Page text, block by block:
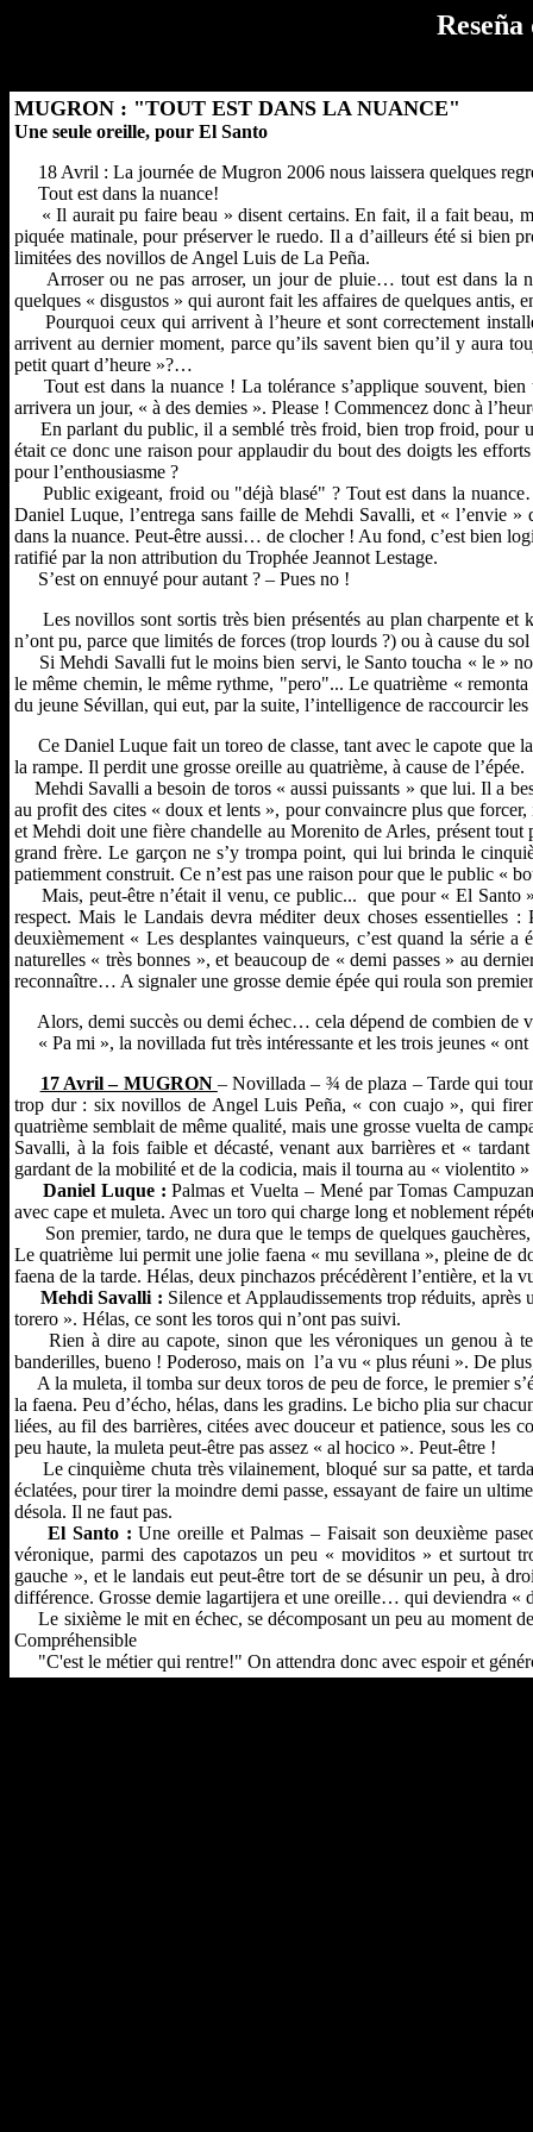
MUGRON : "TOUT EST DANS LA NUANCE"
Une seule oreille, pour El Santo
18 Avril : La journée de Mugron 2006 nous laissera quelques
Tout est dans la nuance!
« Il aurait pu faire beau » disent certains. En fait, il a fait beau,
piquée matinale, pour préserver le ruedo. Il a d’ailleurs été si bien
limitées des novillos de Angel Luis de La Peña.
Arroser ou ne pas arroser, un jour de pluie… tout est dans la
quelques « disgustos » qui auront fait les affaires de quelques antis,
Pourquoi ceux qui arrivent à l’heure et sont correctement
arrivent au dernier moment, parce qu’ils savent bien qu’il y aura
petit quart d’heure »?…
Tout est dans la nuance ! La tolérance s’applique souvent,
arrivera un jour, « à des demies ». Please ! Commencez donc à
En parlant du public, il a semblé très froid, bien trop froid, pour
était ce donc une raison pour applaudir du bout des doigts les
pour l’enthousiasme ?
Public exigeant, froid ou "déjà blasé" ? Tout est dans la
Daniel Luque, l’entrega sans faille de Mehdi Savalli, et « l’envie
dans la nuance. Peut-être aussi… de clocher ! Au fond, c’est bien
ratifié par la non attribution du Trophée Jeannot Lestage.
S’est on ennuyé pour autant ? – Pues no !
Les novillos sont sortis très bien présentés au plan charpente
n’ont pu, parce que limités de forces (trop lourds ?) ou à cause du
Si Mehdi Savalli fut le moins bien servi, le Santo toucha « le »
le même chemin, le même rythme, "pero"... Le quatrième «
du jeune Sévillan, qui eut, par la suite, l’intelligence de raccourcir
Ce Daniel Luque fait un toreo de classe, tant avec le capote que
la rampe. Il perdit une grosse oreille au quatrième, à cause de l’épée.
Mehdi Savalli a besoin de toros « aussi puissants » que lui. Il a
au profit des cites « doux et lents », pour convaincre plus que
et Mehdi doit une fière chandelle au Morenito de Arles, présent tout
grand frère. Le garçon ne s’y trompa point, qui lui brinda le
patiemment construit. Ce n’est pas une raison pour que le public «
Mais, peut-être n’était il venu, ce public... que pour « El Santo
respect. Mais le Landais devra méditer deux choses
deuxièmement « Les desplantes vainqueurs, c’est quand la série
naturelles « très bonnes », et beaucoup de « demi passes » au
reconnaître… A signaler une grosse demie épée qui roula son
Alors, demi succès ou demi échec… cela dépend de combien de
« Pa mi », la novillada fut très intéressante et les trois jeunes «
17 Avril – MUGRON – Novillada – ¾ de plaza – Tarde qui
trop dur : six novillos de Angel Luis Peña, « con cuajo », qui
quatrième semblait de même qualité, mais une grosse vuelta de
Savalli, à la fois faible et décasté, venant aux barrières et «
gardant de la mobilité et de la codicia, mais il tourna au « violentito
Daniel Luque : Palmas et Vuelta – Mené par Tomas
avec cape et muleta. Avec un toro qui charge long et noblement
Son premier, tardo, ne dura que le temps de quelques
Le quatrième lui permit une jolie faena « mu sevillana », pleine de
faena de la tarde. Hélas, deux pinchazos précédèrent l’entière, et la
Mehdi Savalli : Silence et Applaudissements trop réduits,
torero ». Hélas, ce sont les toros qui n’ont pas suivi.
Rien à dire au capote, sinon que les véroniques un genou à
banderilles, bueno ! Poderoso, mais on l’a vu « plus réuni ». De
A la muleta, il tomba sur deux toros de peu de force, le premier
la faena. Peu d’écho, hélas, dans les gradins. Le bicho plia sur
liées, au fil des barrières, citées avec douceur et patience, sous
peu haute, la muleta peut-être pas assez « al hocico ». Peut-être !
Le cinquième chuta très vilainement, bloqué sur sa patte, et
éclatées, pour tirer la moindre demi passe, essayant de faire un
désola. Il ne faut pas.
El Santo :Une oreille et Palmas – Faisait son deuxième
véronique, parmi des capotazos un peu « moviditos » et surtout
gauche », et le landais eut peut-être tort de se désunir un peu, à
différence. Grosse demie lagartijera et une oreille… qui deviendra «
Le sixième le mit en échec, se décomposant un peu au moment
Compréhensible
"C'est le métier qui rentre!" On attendra donc avec espoir et